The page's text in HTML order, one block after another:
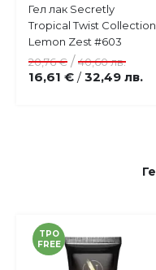
Добави
в
любими
Купи
Гел лак Secretly
Tropical Twist Collection
Lemon Zest #603
16,61 € / 32,49 лв.
20,76 € / 40,60 лв.
TPO
FREE